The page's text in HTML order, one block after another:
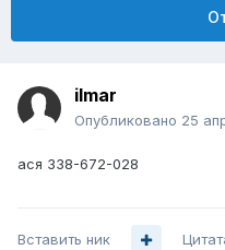
ilmar
Опубликовано 25
ася 338-672-028
Вставить ник